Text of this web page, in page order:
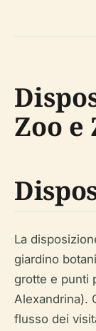
Zoo e
La
giardino
grotte e punti
Alexandrina).
flusso dei